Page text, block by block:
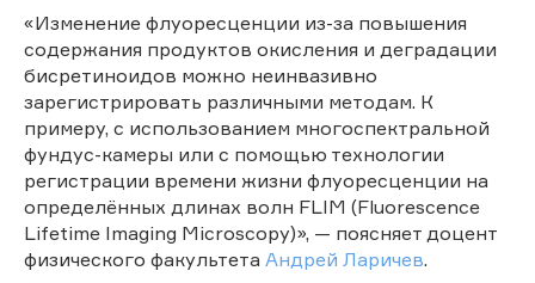
«Изменение флуоресценции из-за повышения
содержания продуктов окисления и деградации
бисретиноидов можно неинвазивно
зарегистрировать различными методам. К
примеру, с использованием многоспектральной
фундус-камеры или с помощью технологии
регистрации времени жизни флуоресценции на
определённых длинах волн FLIM (Fluorescence
Lifetime Imaging Microscopy)», — поясняет доцент
физического факультета Андрей Ларичев.